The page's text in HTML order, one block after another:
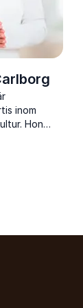
inom
Hon